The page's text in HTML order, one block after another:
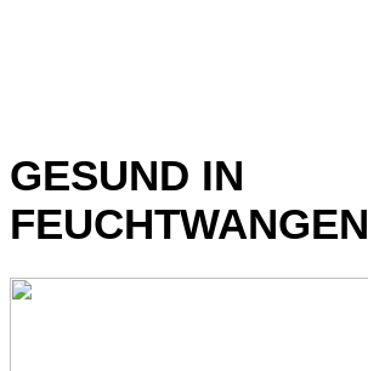
GESUND IN
FEUCHTWANGEN